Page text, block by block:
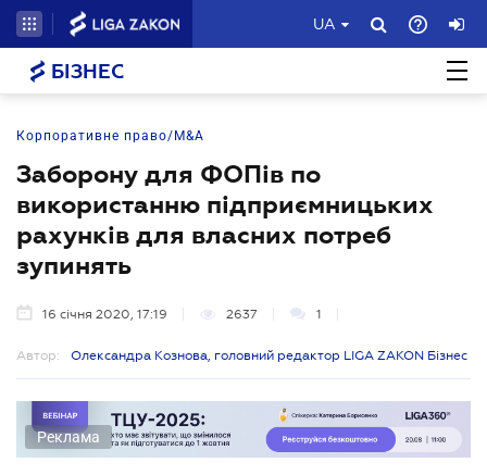
UA
БІЗНЕС
Корпоративне право/M&A
Заборону для ФОПів по
використанню підприємницьких
рахунків для власних потреб
зупинять
16 січня 2020, 17:19 2637 1
Автор: Олександра Кознова, головний редактор LIGA ZAKON Бізнес
Реклама